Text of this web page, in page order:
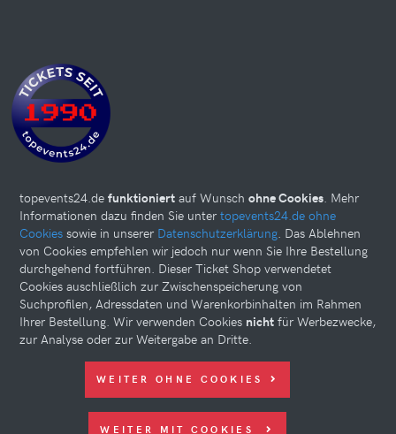
Diese Website kann Cookies verwenden. Bitte nehmen Sie weiter
unten Ihre Einstellungen vor.
© 2026 topevents24.de. All rights reserved.
topevents24.de funktioniert auf Wunsch ohne Cookies. Mehr
Informationen dazu finden Sie unter topevents24.de ohne
Cookies sowie in unserer Datenschutzerklärung. Das Ablehnen
von Cookies empfehlen wir jedoch nur wenn Sie Ihre Bestellung
durchgehend fortführen. Dieser Ticket Shop verwendetet
Cookies auschließlich zur Zwischenspeicherung von
Suchprofilen, Adressdaten und Warenkorbinhalten im Rahmen
Ihrer Bestellung. Wir verwenden Cookies nicht für Werbezwecke,
zur Analyse oder zur Weitergabe an Dritte.
WEITER OHNE COOKIES
WEITER MIT COOKIES